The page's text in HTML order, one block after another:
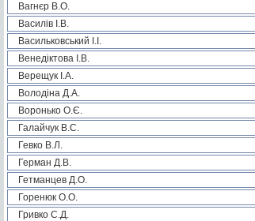
Вагнєр В.О.
Василів І.В.
Васильковський І.І.
Венедіктова І.В.
Верещук І.А.
Володіна Д.А.
Воронько О.Є.
Галайчук В.С.
Гевко В.Л.
Герман Д.В.
Гетманцев Д.О.
Горенюк О.О.
Гривко С.Д.